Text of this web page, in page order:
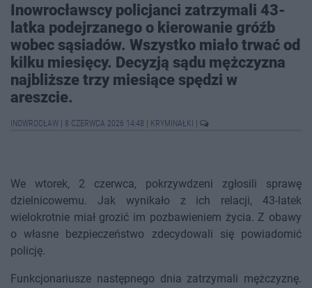
Inowrocławscy policjanci zatrzymali 43-
latka podejrzanego o kierowanie gróźb
wobec sąsiadów. Wszystko miało trwać od
kilku miesięcy. Decyzją sądu mężczyzna
najbliższe trzy miesiące spędzi w
areszcie.
INOWROCŁAW 8 CZERWCA 2026 14:48 KRYMINAŁKI
We wtorek, 2 czerwca, pokrzywdzeni zgłosili sprawę
dzielnicowemu. Jak wynikało z ich relacji, 43-latek
wielokrotnie miał grozić im pozbawieniem życia. Z obawy
o własne bezpieczeństwo zdecydowali się powiadomić
policję.
Funkcjonariusze następnego dnia zatrzymali mężczyznę.